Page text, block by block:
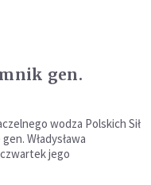
gen.
wodza Polskich Sił
Władysława
jego